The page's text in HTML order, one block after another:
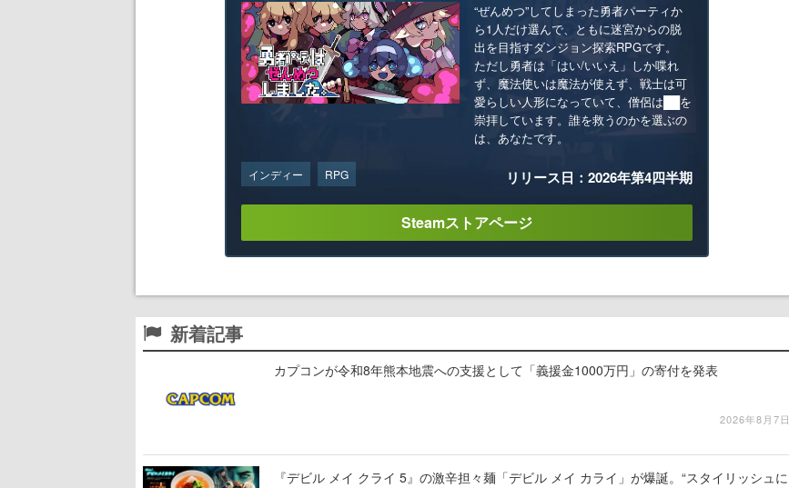
“ぜんめつ”してしまった勇者パーティか
ら1人だけ選んで、ともに迷宮からの脱
出を目指すダンジョン探索RPGです。
ただし勇者は「はい/いいえ」しか喋れ
ず、魔法使いは魔法が使えず、戦士は可
愛らしい人形になっていて、僧侶は██を
崇拝しています。誰を救うのかを選ぶの
は、あなたです。
インディー RPG リリース日：2026年第4四半期
Steamストアページ
新着記事
カプコンが令和8年熊本地震への支援として「義援金1000万円」の寄付を発表
2026年8月7日
『デビル メイ クライ 5』の激辛担々麺「デビル メイ カライ」が爆誕。“スタイリッシュに